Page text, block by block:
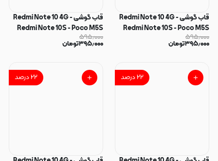
قاب گوشی Redmi Note 10 4G -
Redmi Note 10S - Poco M5S
دار دور مات دکمه کرومی طرح
۵۹۵٫۰۰۰
۳۹۵٫۰۰۰تومان
قاب گوشی Redmi Note 10 4G -
Redmi Note 10S - Poco M5S
دار دور مات دکمه کرومی طرح
۵۹۵٫۰۰۰
۳۹۵٫۰۰۰تومان
۲۲درصد ۲۲درصد